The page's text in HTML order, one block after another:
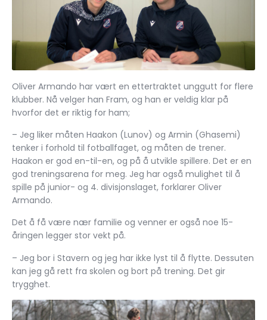
Oliver Armando har vært en ettertraktet unggutt for flere
klubber. Nå velger han Fram, og han er veldig klar på
hvorfor det er riktig for ham;
– Jeg liker måten Haakon (Lunov) og Armin (Ghasemi)
tenker i forhold til fotballfaget, og måten de trener.
Haakon er god en-til-en, og på å utvikle spillere. Det er en
god treningsarena for meg. Jeg har også mulighet til å
spille på junior- og 4. divisjonslaget, forklarer Oliver
Armando.
Det å få være nær familie og venner er også noe 15-
åringen legger stor vekt på.
– Jeg bor i Stavern og jeg har ikke lyst til å flytte. Dessuten
kan jeg gå rett fra skolen og bort på trening. Det gir
trygghet.